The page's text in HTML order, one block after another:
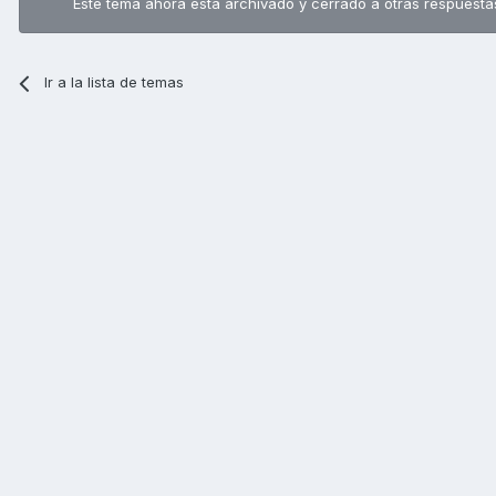
Ir a la lista de temas